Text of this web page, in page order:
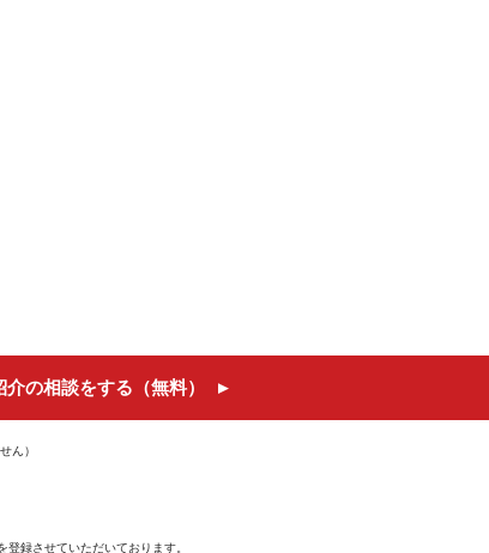
の相談をする（無料）
ん）
録させていただいております。